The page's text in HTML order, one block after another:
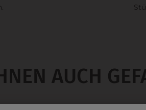
AUCH